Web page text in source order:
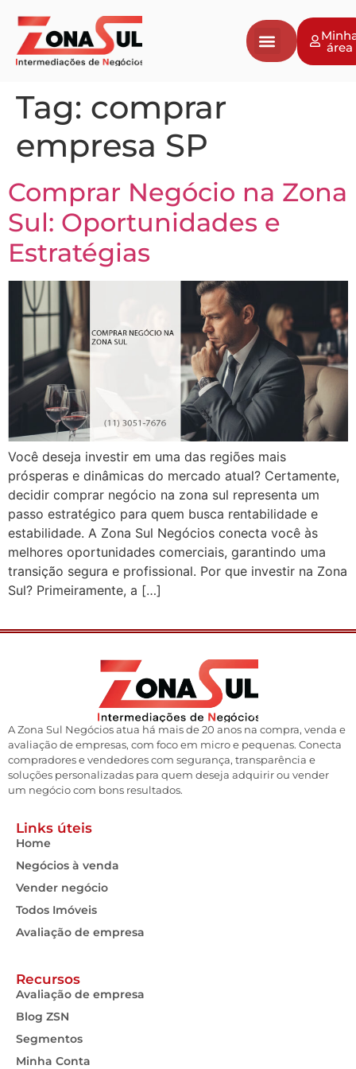
área
Tag: comprar
empresa SP
Comprar Negócio na Zona
Sul: Oportunidades e
Estratégias
Você deseja investir em uma das regiões mais
prósperas e dinâmicas do mercado atual? Certamente,
decidir comprar negócio na zona sul representa um
passo estratégico para quem busca rentabilidade e
estabilidade. A Zona Sul Negócios conecta você às
melhores oportunidades comerciais, garantindo uma
transição segura e profissional. Por que investir na Zona
Sul? Primeiramente, a […]
A Zona Sul Negócios atua há mais de 20 anos na compra, venda e
avaliação de empresas, com foco em micro e pequenas. Conecta
compradores e vendedores com segurança, transparência e
soluções personalizadas para quem deseja adquirir ou vender
um negócio com bons resultados.
Links úteis
Home
Negócios à venda
Vender negócio
Todos Imóveis
Avaliação de empresa
Recursos
Avaliação de empresa
Blog ZSN
Segmentos
Minha Conta